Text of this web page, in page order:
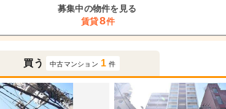
募集中の物件を見る
賃貸8件
買う 中古マンション 1 件